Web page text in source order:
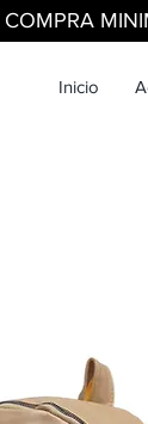
COMPRA
Inicio